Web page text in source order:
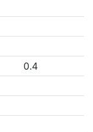
0.4